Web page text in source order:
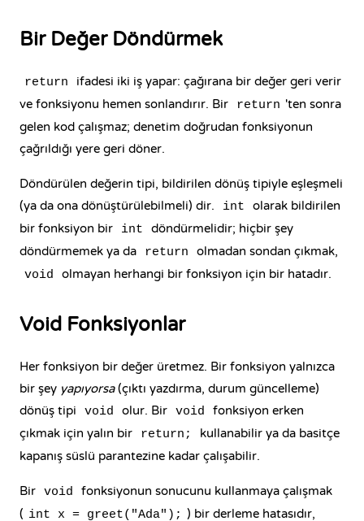
Bir Değer Döndürmek
return
ifadesi iki iş yapar: çağırana bir değer geri verir
ve fonksiyonu hemen sonlandırır. Bir
return 'ten sonra
gelen kod çalışmaz; denetim doğrudan fonksiyonun
çağrıldığı yere geri döner.
Döndürülen değerin tipi, bildirilen dönüş tipiyle eşleşmeli
(ya da ona dönüştürülebilmeli) dir.
int
olarak bildirilen
bir fonksiyon bir
int
döndürmelidir; hiçbir şey
döndürmemek ya da
return olmadan sondan çıkmak,
void olmayan herhangi bir fonksiyon için bir hatadır.
Void Fonksiyonlar
Her fonksiyon bir değer üretmez. Bir fonksiyon yalnızca
bir şey yapıyorsa(çıktı yazdırma, durum güncelleme)
dönüş tipi
void olur. Bir void
fonksiyon erken
çıkmak için yalın bir
return;
kullanabilir ya da basitçe
kapanış süslü parantezine kadar çalışabilir.
Bir void
fonksiyonun sonucunu kullanmaya çalışmak
( int x = greet("Ada"); ) bir derleme hatasıdır,